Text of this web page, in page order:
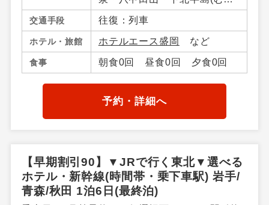
つ・大間)・八戸・十和田湖・
奥入瀬（青森県）・大鰐・碇
ケ関・不老不死・鰺ケ沢・弘
前・三沢・竜飛岬・青森県そ
の他、岩手県／盛岡市・つな
ぎ・鶯宿温泉・八幡平・雫
石・二戸・小岩井農場・平
輪・湯瀬温泉・玉川温泉・田
沢湖高原・乳頭温泉郷・十和
田湖秋田県
交通手段 往復：列車
ホテル・旅館 ホテルエース盛岡 など
食事 朝食0回 昼食0回 夕食0回
予約・詳細へ
【早期割引90】▼JRで行く東北▼選べる
ホテル・新幹線(時間帯・乗下車駅) 岩手/
青森/秋田 1泊6日(最終泊)